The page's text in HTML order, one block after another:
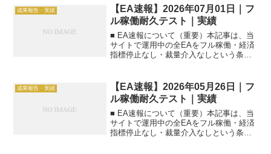
間）■ 本日のEA速報一覧（一括）| EA名
|...
成果報告・実績
【EA速報】2026年07月01日｜フ
ル稼働耐久テスト｜実績
■ EA速報について（重要）本記事は、当
サイトで運用中の全EAをフル稼働・経済
指標停止なし・裁量介入なしという条件
間）■ 本日のEA速報一覧（一括）| EA名
|...
成果報告・実績
【EA速報】2026年05月26日｜フ
ル稼働耐久テスト｜実績
■ EA速報について（重要）本記事は、当
サイトで運用中の全EAをフル稼働・経済
指標停止なし・裁量介入なしという条件